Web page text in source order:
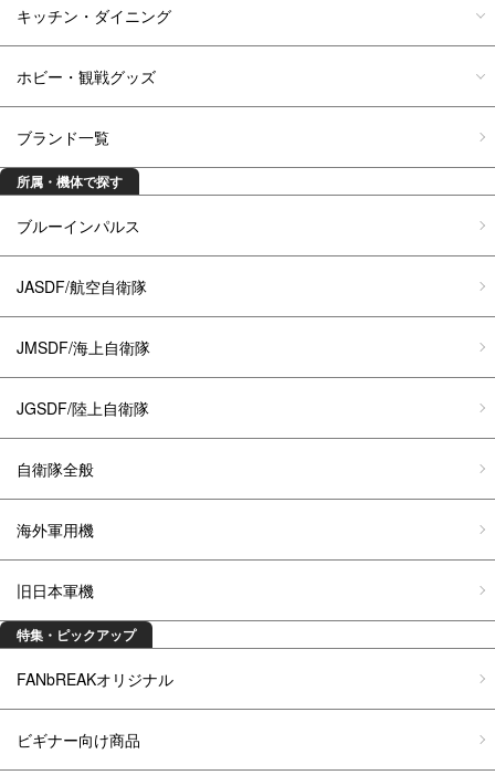
キッチン・ダイニング
ホビー・観戦グッズ
ブランド一覧
所属・機体で探す
ブルーインパルス
JASDF/航空自衛隊
JMSDF/海上自衛隊
JGSDF/陸上自衛隊
自衛隊全般
海外軍用機
旧日本軍機
特集・ピックアップ
FANbREAKオリジナル
ビギナー向け商品